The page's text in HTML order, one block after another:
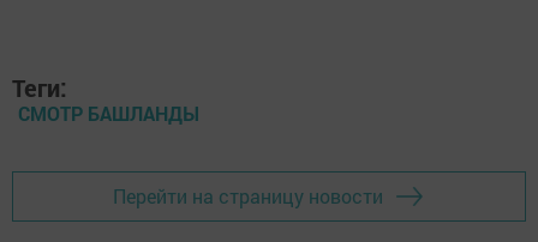
Теги:
СМОТР БАШЛАНДЫ
Перейти на страницу новости